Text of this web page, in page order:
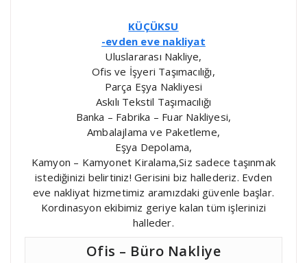
KÜÇÜKSU
-evden eve nakliyat
Uluslararası Nakliye,
Ofis ve İşyeri Taşımacılığı,
Parça Eşya Nakliyesi
Askılı Tekstil Taşımacılığı
Banka – Fabrika – Fuar Nakliyesi,
Ambalajlama ve Paketleme,
Eşya Depolama,
Kamyon – Kamyonet Kiralama,Siz sadece taşınmak
istediğinizi belirtiniz! Gerisini biz hallederiz. Evden
eve nakliyat hizmetimiz aramızdaki güvenle başlar.
Kordinasyon ekibimiz geriye kalan tüm işlerinizi
halleder.
Ofis – Büro Nakliye